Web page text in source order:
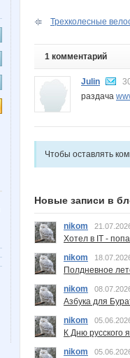
Трехколесные
1 комментарий
Julin
раздача
Чтобы оставлять
Новые записи в
nikom
Хотел в IT -
nikom
Полдневное
nikom
Азбука для
nikom
К Дню русского
nikom